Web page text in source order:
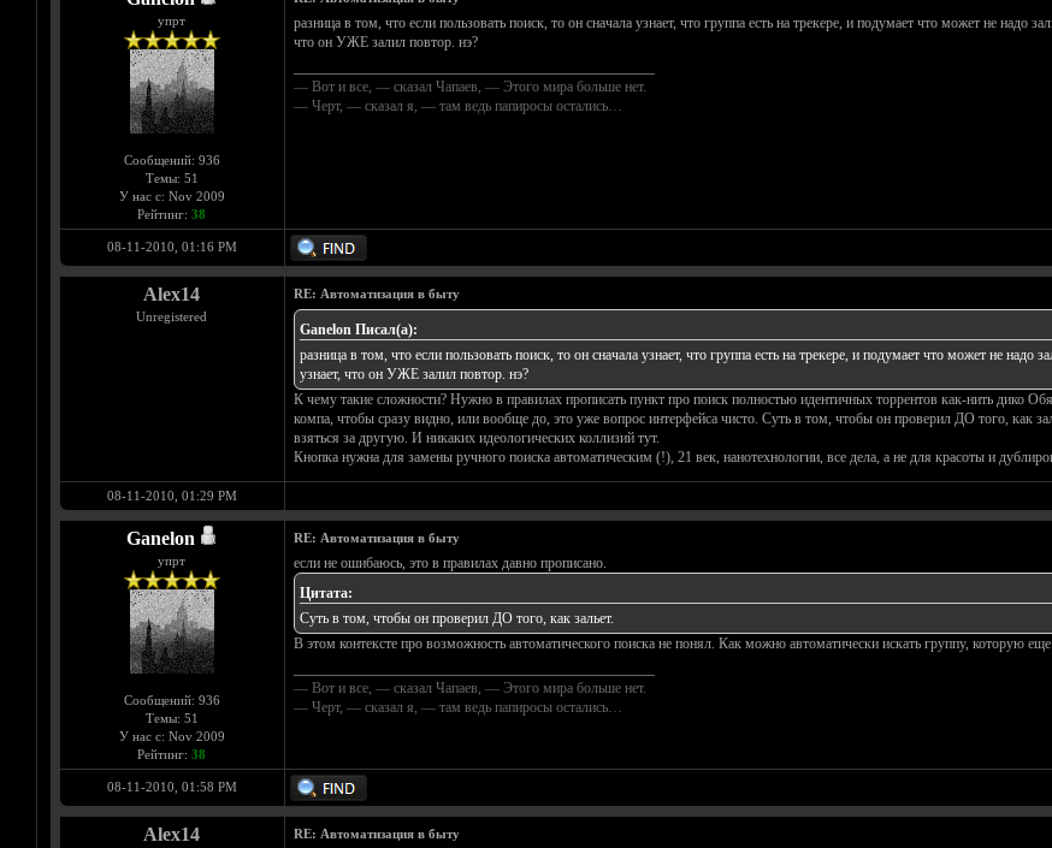
упрт
Сообщений: 936
Темы: 51
У нас с: Nov 2009
Рейтинг: 38
разница в том, что если пользовать поиск, то он сначала узнает, что группа есть на трекере, и подумает что может не надо
что он УЖЕ залил повтор. нэ?
— Вот и все, — сказал Чапаев, — Этого мира больше нет.
— Черт, — сказал я, — там ведь папиросы остались…
08-11-2010, 01:16 PM
Alex14
Unregistered
RE: Автоматизация в быту
Ganelon Писал(а):
разница в том, что если пользовать поиск, то он сначала узнает, что группа есть на трекере, и подумает что может не надо
узнает, что он УЖЕ залил повтор. нэ?
К чему такие сложности? Нужно в правилах прописать пункт про поиск полностью идентичных торрентов как-нить дико
компа, чтобы сразу видно, или вообще до, это уже вопрос интерфейса чисто. Суть в том, чтобы он проверил ДО того, как
взяться за другую. И никаких идеологических коллизий тут.
Кнопка нужна для замены ручного поиска автоматическим (!), 21 век, нанотехнологии, все дела, а не для красоты и
08-11-2010, 01:29 PM
Ganelon
упрт
Сообщений: 936
Темы: 51
У нас с: Nov 2009
Рейтинг: 38
RE: Автоматизация в быту
если не ошибаюсь, это в правилах давно прописано.
Цитата:
Суть в том, чтобы он проверил ДО того, как зальет.
В этом контексте про возможность автоматического поиска не понял. Как можно автоматически искать группу, которую
— Вот и все, — сказал Чапаев, — Этого мира больше нет.
— Черт, — сказал я, — там ведь папиросы остались…
08-11-2010, 01:58 PM
Alex14 RE: Автоматизация в быту